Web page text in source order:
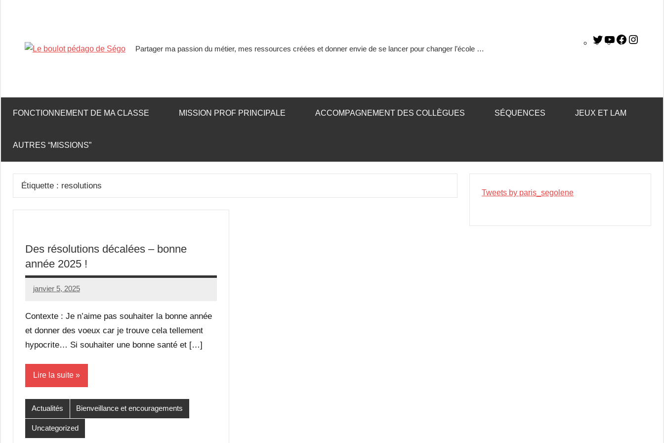
pédago
Ségo
Partager ma passion du métier, mes ressources créées et donner envie de se lancer pour changer l’école …
FONCTIONNEMENT DE MA CLASSE MISSION PROF PRINCIPALE ACCOMPAGNEMENT DES COLLÈGUES SÉQUENCES JEUX ET LAM
AUTRES “MISSIONS”
Étiquette : resolutions
Des résolutions décalées – bonne
année 2025 !
janvier 5, 2025
Seg0_La_Vraie
Aucun
Contexte : Je n’aime pas souhaiter la bonne année
et donner des voeux car je trouve cela tellement
hypocrite… Si souhaiter une bonne santé et […]
Lire la suite
Actualités Bienveillance et encouragements
Uncategorized
Tweets by paris_segolene